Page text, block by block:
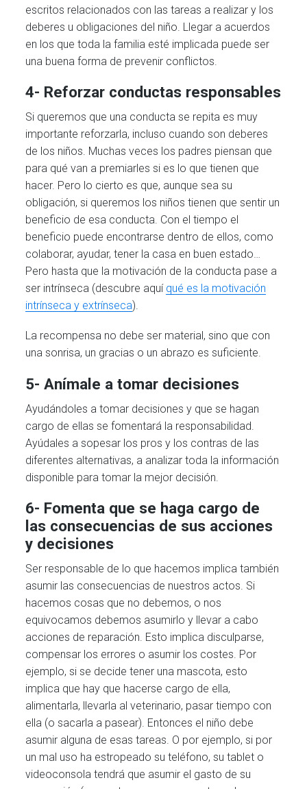
escritos relacionados con las tareas a realizar y los
deberes u obligaciones del niño. Llegar a acuerdos
en los que toda la familia esté implicada puede ser
una buena forma de prevenir conflictos.
4- Reforzar conductas responsables
Si queremos que una conducta se repita es muy
importante reforzarla, incluso cuando son deberes
de los niños. Muchas veces los padres piensan que
para qué van a premiarles si es lo que tienen que
hacer. Pero lo cierto es que, aunque sea su
obligación, si queremos los niños tienen que sentir un
beneficio de esa conducta. Con el tiempo el
beneficio puede encontrarse dentro de ellos, como
colaborar, ayudar, tener la casa en buen estado…
Pero hasta que la motivación de la conducta pase a
ser intrínseca (descubre aquí qué es la motivación
intrínseca y extrínseca).
La recompensa no debe ser material, sino que con
una sonrisa, un gracias o un abrazo es suficiente.
5- Anímale a tomar decisiones
Ayudándoles a tomar decisiones y que se hagan
cargo de ellas se fomentará la responsabilidad.
Ayúdales a sopesar los pros y los contras de las
diferentes alternativas, a analizar toda la información
disponible para tomar la mejor decisión.
6- Fomenta que se haga cargo de
las consecuencias de sus acciones
y decisiones
Ser responsable de lo que hacemos implica también
asumir las consecuencias de nuestros actos. Si
hacemos cosas que no debemos, o nos
equivocamos debemos asumirlo y llevar a cabo
acciones de reparación. Esto implica disculparse,
compensar los errores o asumir los costes. Por
ejemplo, si se decide tener una mascota, esto
implica que hay que hacerse cargo de ella,
alimentarla, llevarla al veterinario, pasar tiempo con
ella (o sacarla a pasear). Entonces el niño debe
asumir alguna de esas tareas. O por ejemplo, si por
un mal uso ha estropeado su teléfono, su tablet o
videoconsola tendrá que asumir el gasto de su